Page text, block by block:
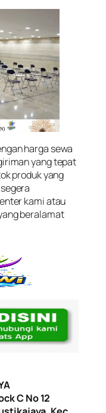
harga sewa
yang tepat
produk yang
kami atau
beralamat
C No 12